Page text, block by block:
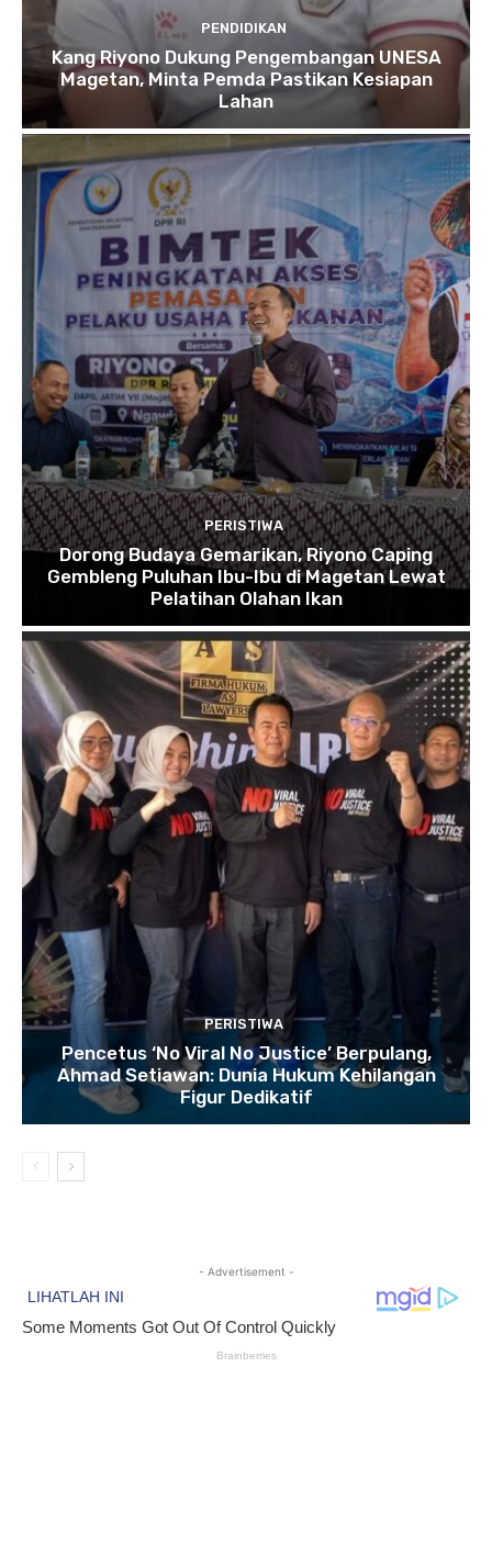
PENDIDIKAN
Kang Riyono Dukung Pengembangan UNESA
Magetan, Minta Pemda Pastikan Kesiapan
Lahan
PERISTIWA
Dorong Budaya Gemarikan, Riyono Caping
Gembleng Puluhan Ibu-Ibu di Magetan Lewat
Pelatihan Olahan Ikan
PERISTIWA
Pencetus ‘No Viral No Justice’ Berpulang,
Ahmad Setiawan: Dunia Hukum Kehilangan
Figur Dedikatif
- Advertisement -